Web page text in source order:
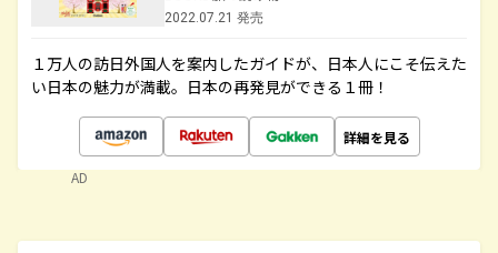
2022.07.21 発売
１万人の訪日外国人を案内したガイドが、日本人にこそ伝えた
い日本の魅力が満載。日本の再発見ができる１冊！
詳細を見る
AD